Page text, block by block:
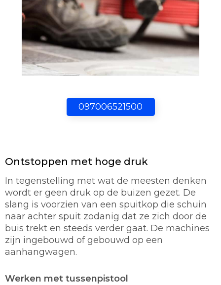
097006521500
Ontstoppen met hoge druk
In tegenstelling met wat de meesten denken
wordt er geen druk op de buizen gezet. De
slang is voorzien van een spuitkop die schuin
naar achter spuit zodanig dat ze zich door de
buis trekt en steeds verder gaat. De machines
zijn ingebouwd of gebouwd op een
aanhangwagen.
Werken met tussenpistool